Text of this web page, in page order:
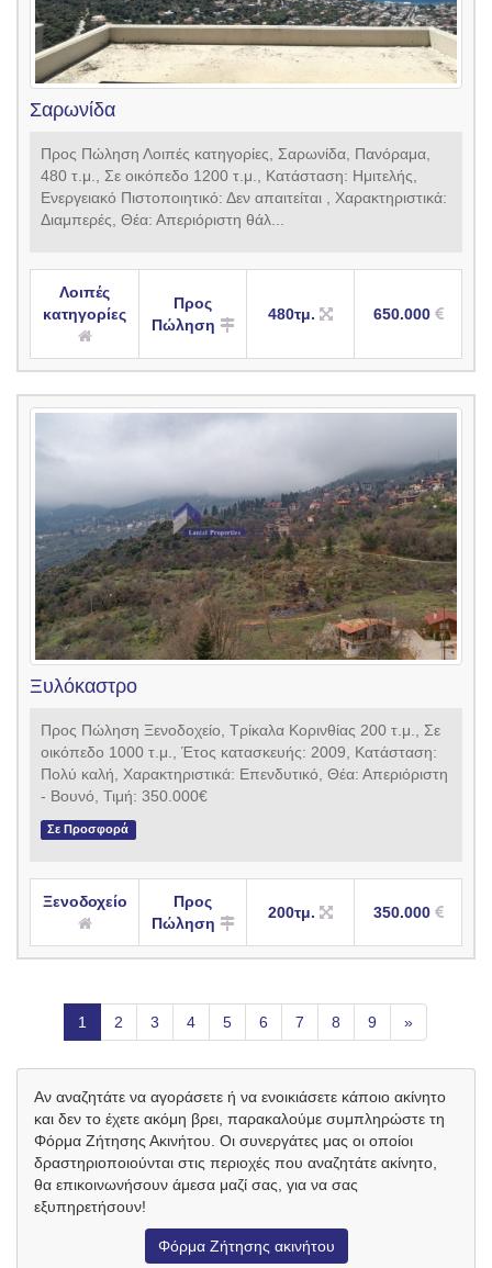
Σαρωνίδα
Προς Πώληση Λοιπές κατηγορίες, Σαρωνίδα, Πανόραμα,
480 τ.μ., Σε οικόπεδο 1200 τ.μ., Κατάσταση: Ημιτελής,
Ενεργειακό Πιστοποιητικό: Δεν απαιτείται , Χαρακτηριστικά:
Διαμπερές, Θέα: Απεριόριστη θάλ...
Λοιπές
κατηγορίες
Προς
Πώληση
480τμ. 650.000
Ξυλόκαστρο
Προς Πώληση Ξενοδοχείο, Τρίκαλα Κορινθίας 200 τ.μ., Σε
οικόπεδο 1000 τ.μ., Έτος κατασκευής: 2009, Κατάσταση:
Πολύ καλή, Χαρακτηριστικά: Επενδυτικό, Θέα: Απεριόριστη
- Βουνό, Τιμή: 350.000€
Σε Προσφορά
Ξενοδοχείο
Προς
Πώληση
200τμ. 350.000
1 2 3 4 5 6 7 8 9 »
Αν αναζητάτε να αγοράσετε ή να ενοικιάσετε κάποιο ακίνητο
και δεν το έχετε ακόμη βρει, παρακαλούμε συμπληρώστε τη
Φόρμα Ζήτησης Ακινήτου. Οι συνεργάτες μας οι οποίοι
δραστηριοποιούνται στις περιοχές που αναζητάτε ακίνητο,
θα επικοινωνήσουν άμεσα μαζί σας, για να σας
εξυπηρετήσουν!
Φόρμα Ζήτησης ακινήτου